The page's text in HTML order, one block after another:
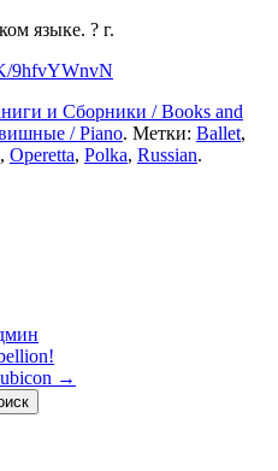
языке. ? г.
9hfvYWnvN
и Сборники / Books and
/ Piano. Метки: Ballet,
, Operetta, Polka, Russian.
→